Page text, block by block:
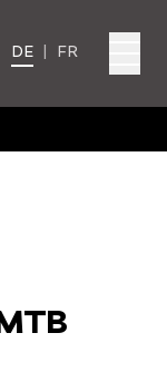
DE FR